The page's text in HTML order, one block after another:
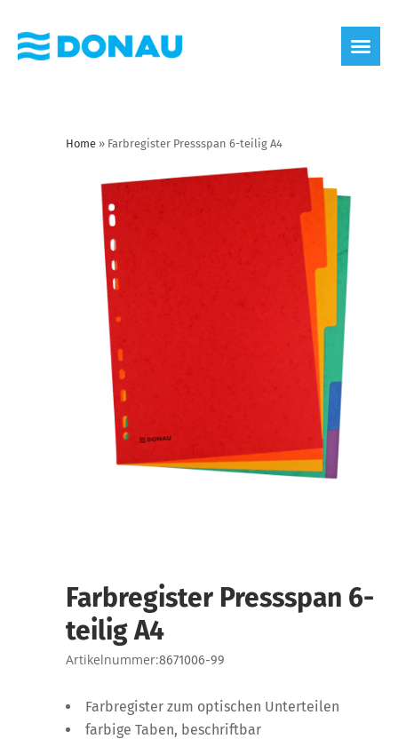
Home » Farbregister Pressspan 6-teilig A4
Farbregister Pressspan 6-
teilig A4
Artikelnummer:8671006-99
Farbregister zum optischen Unterteilen
farbige Taben, beschriftbar